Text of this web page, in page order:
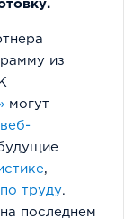
из
могут
веб-
,
труду.
последнем